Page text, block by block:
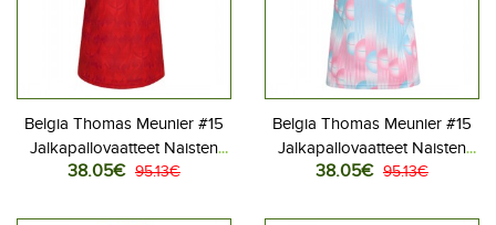
Belgia Thomas Meunier #15
Jalkapallovaatteet Naisten
Kotipaita MM-kisat 2026
38.05€ 95.13€
Belgia Thomas Meunier #15
Jalkapallovaatteet Naisten
Vieraspaita MM-kisat 2026
38.05€ 95.13€